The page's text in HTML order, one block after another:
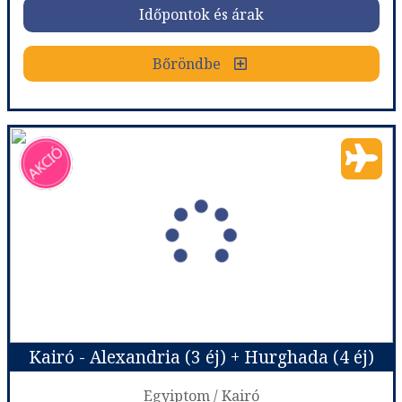
Bőröndbe
Időpontok és árak
Bőröndbe
Kairó, a fáraók városa
Város:Kairó
Utazás módja: Repülővel
Ellátás:Teljes ellátás
Szálláskategória: Program szerint
Szobatípus: 2 ágyas szoba
Időpont: 2026-12-12 | 3 éj
Kairó - Alexandria (3 éj) + Hurghada (4 éj)
Egyiptom / Kairó